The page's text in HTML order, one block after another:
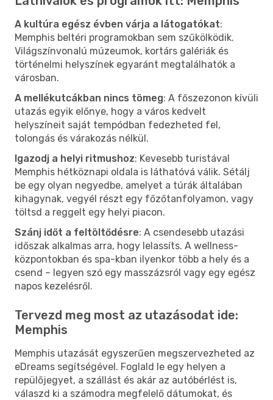
A kultúra egész évben várja a látogatókat:
Memphis beltéri programokban sem szűkölködik.
Világszínvonalú múzeumok, kortárs galériák és
történelmi helyszínek egyaránt megtalálhatók a
városban.
A mellékutcákban nincs tömeg: A főszezonon kívüli
utazás egyik előnye, hogy a város kedvelt
helyszíneit saját tempódban fedezheted fel,
tolongás és várakozás nélkül.
Igazodj a helyi ritmushoz: Kevesebb turistával
Memphis hétköznapi oldala is láthatóvá válik. Sétálj
be egy olyan negyedbe, amelyet a túrák általában
kihagynak, vegyél részt egy főzőtanfolyamon, vagy
töltsd a reggelt egy helyi piacon.
Szánj időt a feltöltődésre: A csendesebb utazási
időszak alkalmas arra, hogy lelassíts. A wellness-
központokban és spa-kban ilyenkor több a hely és a
csend – legyen szó egy masszázsról vagy egy egész
napos kezelésről.
Tervezd meg most az utazásodat ide:
Memphis
Memphis utazását egyszerűen megszervezheted az
eDreams segítségével. Foglald le egy helyen a
repülőjegyet, a szállást és akár az autóbérlést is,
válaszd ki a számodra megfelelő dátumokat, és